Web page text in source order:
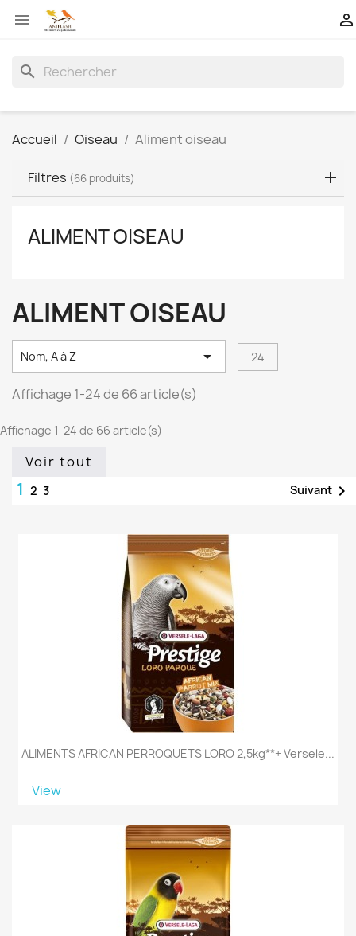
 
search
Accueil Oiseau Aliment oiseau
Filtres (66 produits)
ALIMENT OISEAU
ALIMENT OISEAU
Nom, A à Z  24
Affichage 1-24 de 66 article(s)
Affichage 1-24 de 66 article(s)
Voir tout
1 2 3 Suivant 
ALIMENTS AFRICAN PERROQUETS LORO 2,5kg**+ Versele...
View